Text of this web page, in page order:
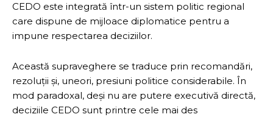
CEDO este integrată într-un sistem politic regional
care dispune de mijloace diplomatice pentru a
impune respectarea deciziilor.
Această supraveghere se traduce prin recomandări,
rezoluții și, uneori, presiuni politice considerabile. În
mod paradoxal, deși nu are putere executivă directă,
deciziile CEDO sunt printre cele mai des